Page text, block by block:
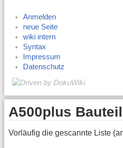
Anmelden
neue Seite
wiki intern
Syntax
Impressum
Datenschutz
A500plus
Vorläufig die gescannte Liste